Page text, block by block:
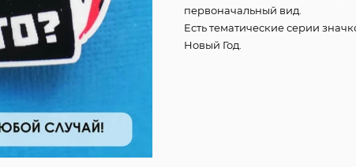
первоначальный вид.
Есть тематические серии
Новый Год.